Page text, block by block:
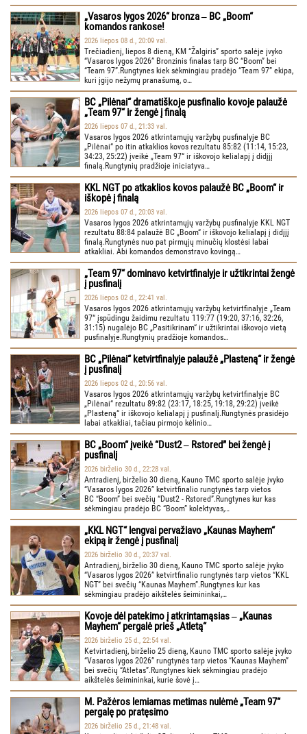
„Vasaros lygos 2026“ bronza ‒ BC „Boom“
komandos rankose!
2026 liepos 08 d., 20:09 val.
Trečiadienį, liepos 8 dieną, KM “Žalgiris” sporto salėje įvyko
“Vasaros lygos 2026” Bronzinis finalas tarp BC “Boom” bei
“Team 97”.Rungtynes kiek sėkmingiau pradėjo “Team 97” ekipa,
kuri įgijo nežymų pranašumą, o…
BC „Pilėnai“ dramatiškoje pusfinalio kovoje palaužė
„Team 97“ ir žengė į finalą
2026 liepos 07 d., 21:33 val.
Vasaros lygos 2026 atkrintamųjų varžybų pusfinalyje BC
„Pilėnai“ po itin atkaklios kovos rezultatu 85:82 (11:14, 15:23,
34:23, 25:22) įveikė „Team 97“ ir iškovojo kelialapį į didįjį
finalą.Rungtynių pradžioje iniciatyva…
KKL NGT po atkaklios kovos palaužė BC „Boom“ ir
iškopė į finalą
2026 liepos 07 d., 20:03 val.
Vasaros lygos 2026 atkrintamųjų varžybų pusfinalyje KKL NGT
rezultatu 88:84 palaužė BC „Boom“ ir iškovojo kelialapį į didįjį
finalą.Rungtynės nuo pat pirmųjų minučių klostėsi labai
atkakliai. Abi komandos demonstravo kovingą…
„Team 97“ dominavo ketvirtfinalyje ir užtikrintai žengė
į pusfinalį
2026 liepos 02 d., 22:41 val.
Vasaros lygos 2026 atkrintamųjų varžybų ketvirtfinalyje „Team
97“ įspūdingu žaidimu rezultatu 119:77 (19:20, 37:16, 32:26,
31:15) nugalėjo BC „Pasitikrinam“ ir užtikrintai iškovojo vietą
pusfinalyje.Rungtynių pradžioje komandos…
BC „Pilėnai“ ketvirtfinalyje palaužė „Plasteną“ ir žengė
į pusfinalį
2026 liepos 02 d., 20:56 val.
Vasaros lygos 2026 atkrintamųjų varžybų ketvirtfinalyje BC
„Pilėnai“ rezultatu 89:82 (23:17, 18:25, 19:18, 29:22) įveikė
„Plasteną“ ir iškovojo kelialapį į pusfinalį.Rungtynės prasidėjo
labai atkakliai, tačiau pirmojo kėlinio…
BC „Boom“ įveikė “Dust2 ‒ Rstored” bei žengė į
pusfinalį
2026 birželio 30 d., 22:28 val.
Antradienį, birželio 30 dieną, Kauno TMC sporto salėje įvyko
“Vasaros lygos 2026” ketvirtfinalio rungtynės tarp vietos
BC “Boom” bei svečių “Dust2 - Rstored”.Rungtynes kur kas
sėkmingiau pradėjo BC “Boom” kolektyvas,…
„KKL NGT“ lengvai pervažiavo „Kaunas Mayhem“
ekipą ir žengė į pusfinalį
2026 birželio 30 d., 20:37 val.
Antradienį, birželio 30 dieną, Kauno TMC sporto salėje įvyko
“Vasaros lygos 2026” ketvirtfinalio rungtynės tarp vietos “KKL
NGT” bei svečių “Kaunas Mayhem”.Rungtynes kur kas
sėkmingiau pradėjo aikštelės šeimininkai,…
Kovoje dėl patekimo į atkrintamąsias ‒ „Kaunas
Mayhem“ pergalė prieš „Atletą“
2026 birželio 25 d., 22:54 val.
Ketvirtadienį, birželio 25 dieną, Kauno TMC sporto salėje įvyko
“Vasaros lygos 2026” rungtynės tarp vietos “Kaunas Mayhem”
bei svečių “Atletas”.Rungtynes kiek sėkmingiau pradėjo
aikštelės šeimininkai, kurie šovė į…
M. Pažėros lemiamas metimas nulėmė „Team 97“
pergalę po pratęsimo
2026 birželio 25 d., 21:48 val.